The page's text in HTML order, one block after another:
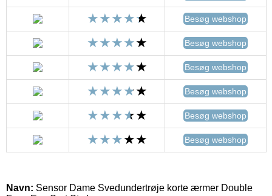
Besøg webshop
Besøg webshop
Besøg webshop
Besøg webshop
Besøg webshop
Besøg webshop
Navn: Sensor Dame Svedundertrøje korte ærmer Double